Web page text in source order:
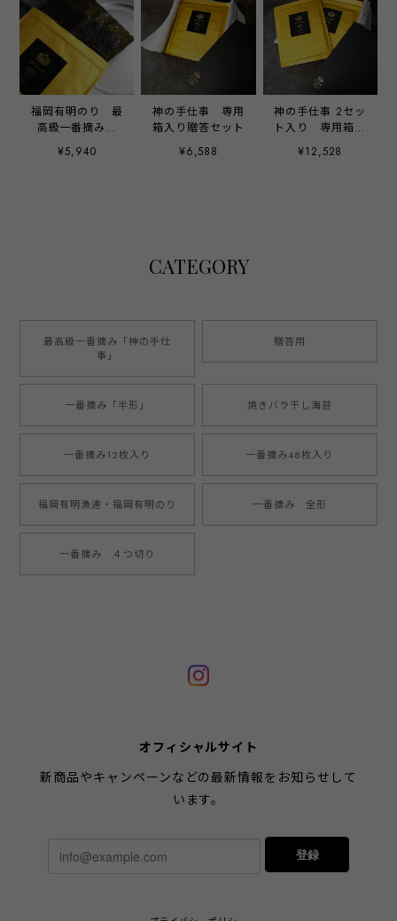
福岡有明のり 最
高級一番摘み
「神の手仕事」
¥5,940
神の手仕事 専用
箱入り贈答セット
¥6,588
神の手仕事 2セッ
ト入り 専用箱入
り贈答セット
¥12,528
CATEGORY
最高級一番摘み「神の手仕
事」
贈答用
一番摘み「半形」 焼きバラ干し海苔
一番摘み12枚入り 一番摘み48枚入り
福岡有明漁連・福岡有明のり 一番摘み 全形
一番摘み ４つ切り
オフィシャルサイト
新商品やキャンペーンなどの最新情報をお知らせして
います。
登録